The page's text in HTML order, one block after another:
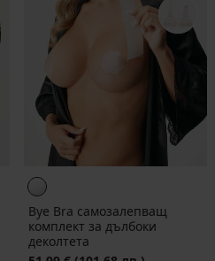
Bye Bra самозалепващ
комплект за дълбоки
деколтета